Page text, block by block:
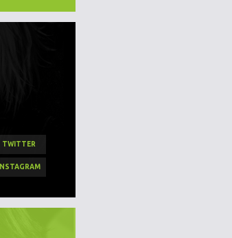
TWITTER
INSTAGRAM